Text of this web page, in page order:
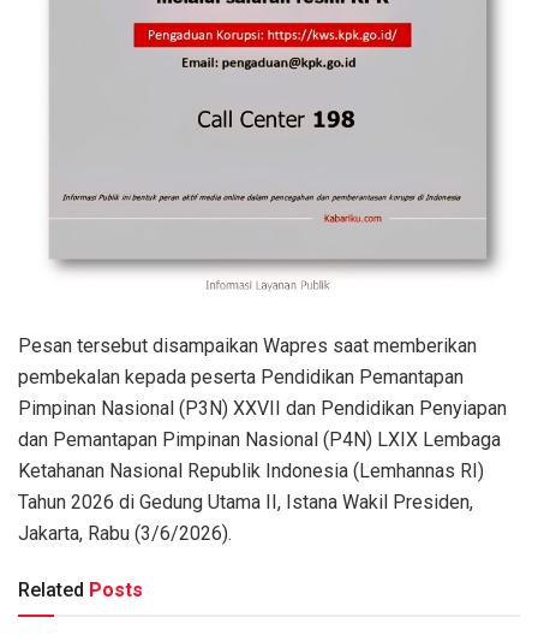
Pesan tersebut disampaikan Wapres saat memberikan
pembekalan kepada peserta Pendidikan Pemantapan
Pimpinan Nasional (P3N) XXVII dan Pendidikan Penyiapan
dan Pemantapan Pimpinan Nasional (P4N) LXIX Lembaga
Ketahanan Nasional Republik Indonesia (Lemhannas RI)
Tahun 2026 di Gedung Utama II, Istana Wakil Presiden,
Jakarta, Rabu (3/6/2026).
Related Posts